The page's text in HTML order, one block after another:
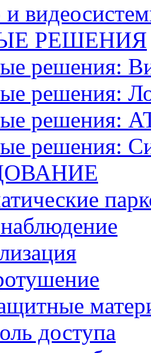
РЕШЕНИЯ
решения:
решения:
решения:
решения:
доступа